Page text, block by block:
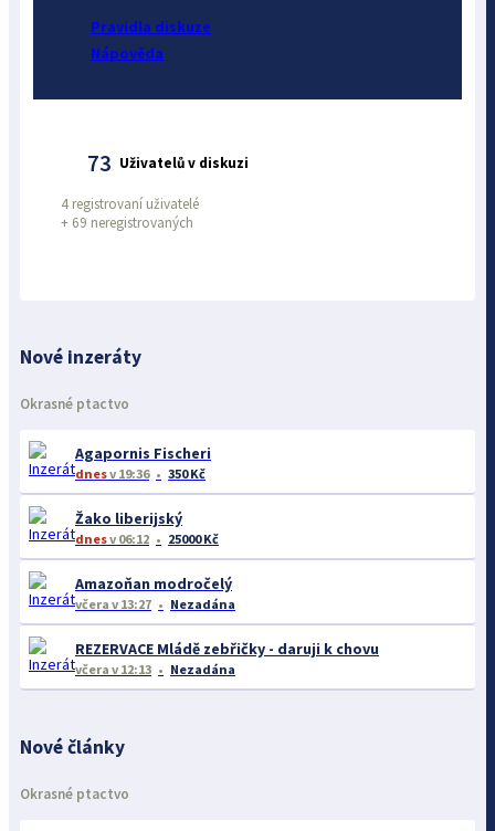
Pravidla diskuze
Nápověda
73 Uživatelů v diskuzi
4 registrovaní uživatelé
+ 69 neregistrovaných
Nové inzeráty
Okrasné ptactvo
Agapornis Fischeri
dnesv 19:36 350 Kč
Žako liberijský
dnesv 06:12 25000 Kč
Amazoňan modročelý
včera v 13:27 Nezadána
REZERVACE Mládě zebřičky - daruji k chovu
včera v 12:13 Nezadána
Nové články
Okrasné ptactvo